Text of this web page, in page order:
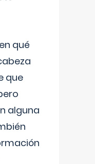
qué
que
alguna